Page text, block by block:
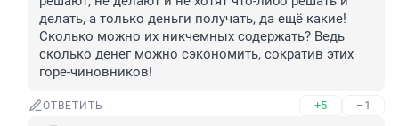
делать, а только деньги получать, да ещё какие!
Сколько можно их никчемных содержать? Ведь
сколько денег можно сэкономить, сократив этих
горе-чиновников!
ОТВЕТИТЬ +5 –1